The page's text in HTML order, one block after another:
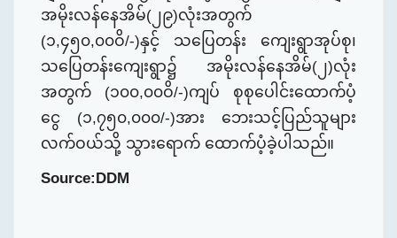
အမိုးလန်နေအိမ်(၂၉)လုံးအတွက်
(၁,၄၅၀,၀၀ဝိ/-)နှင့် သပြေတန်း ကျေးရွာအုပ်စု၊
သပြေတန်းကျေးရွာ၌ အမိုးလန်နေအိမ်(၂)လုံး
အတွက် (၁၀၀,၀၀ဝိ/-)ကျပ် စုစုပေါင်းထောက်ပံ့
ငွေ (၁,၇၅၀,၀၀၀/-)အား ဘေးသင့်ပြည်သူများ
လက်ဝယ်သို့ သွားရောက် ထောက်ပံ့ခဲ့ပါသည်။
Source:DDM